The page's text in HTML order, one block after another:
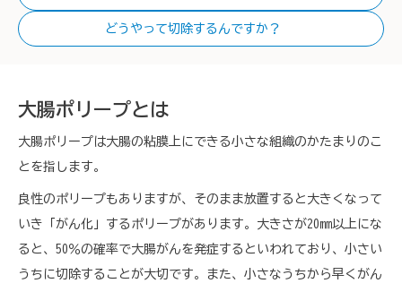
どうやって切除するんですか？
大腸ポリープとは
大腸ポリープは大腸の粘膜上にできる小さな組織のかたまりのこ
とを指します。
良性のポリープもありますが、そのまま放置すると大きくなって
いき「がん化」するポリープがあります。大きさが20㎜以上にな
ると、50％の確率で大腸がんを発症するといわれており、小さい
うちに切除することが大切です。また、小さなうちから早くがん